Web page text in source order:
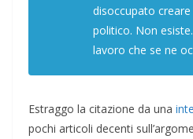
disoccupato creare
politico. Non
lavoro che se ne
Estraggo la citazione da una
pochi articoli decenti